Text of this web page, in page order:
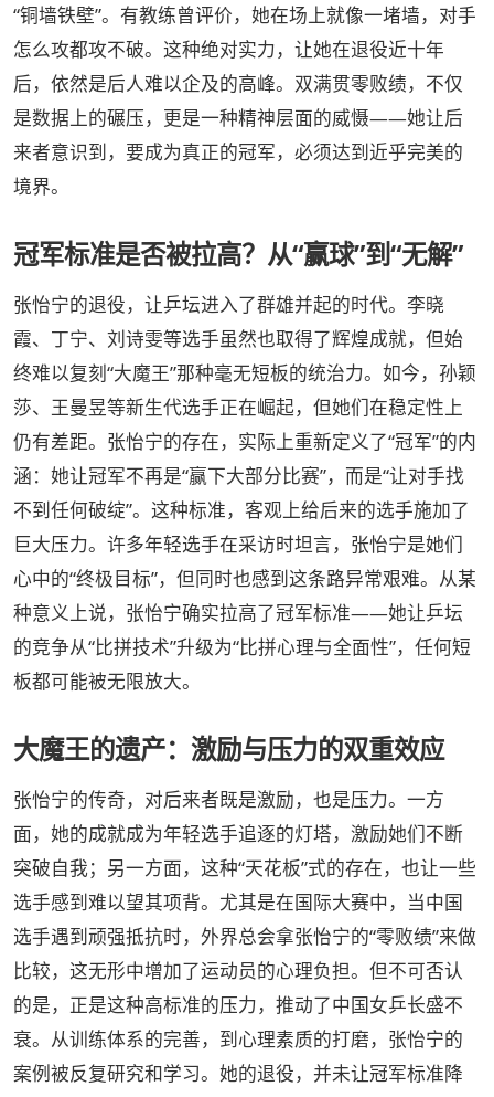
“铜墙铁壁”。有教练曾评价，她在场上就像一堵墙，对手
怎么攻都攻不破。这种绝对实力，让她在退役近十年
后，依然是后人难以企及的高峰。双满贯零败绩，不仅
是数据上的碾压，更是一种精神层面的威慑——她让后
来者意识到，要成为真正的冠军，必须达到近乎完美的
境界。
冠军标准是否被拉高？从“赢球”到“无解”
张怡宁的退役，让乒坛进入了群雄并起的时代。李晓
霞、丁宁、刘诗雯等选手虽然也取得了辉煌成就，但始
终难以复刻“大魔王”那种毫无短板的统治力。如今，孙颖
莎、王曼昱等新生代选手正在崛起，但她们在稳定性上
仍有差距。张怡宁的存在，实际上重新定义了“冠军”的内
涵：她让冠军不再是“赢下大部分比赛”，而是“让对手找
不到任何破绽”。这种标准，客观上给后来的选手施加了
巨大压力。许多年轻选手在采访时坦言，张怡宁是她们
心中的“终极目标”，但同时也感到这条路异常艰难。从某
种意义上说，张怡宁确实拉高了冠军标准——她让乒坛
的竞争从“比拼技术”升级为“比拼心理与全面性”，任何短
板都可能被无限放大。
大魔王的遗产：激励与压力的双重效应
张怡宁的传奇，对后来者既是激励，也是压力。一方
面，她的成就成为年轻选手追逐的灯塔，激励她们不断
突破自我；另一方面，这种“天花板”式的存在，也让一些
选手感到难以望其项背。尤其是在国际大赛中，当中国
选手遇到顽强抵抗时，外界总会拿张怡宁的“零败绩”来做
比较，这无形中增加了运动员的心理负担。但不可否认
的是，正是这种高标准的压力，推动了中国女乒长盛不
衰。从训练体系的完善，到心理素质的打磨，张怡宁的
案例被反复研究和学习。她的退役，并未让冠军标准降